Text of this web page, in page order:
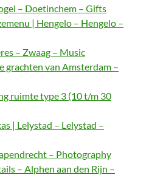
– Doetinchem – Gifts
| Hengelo – Hengelo –
– Zwaag – Music
grachten van Amsterdam –
ruimte type 3 (10 t/m 30
| Lelystad – Lelystad –
– Photography
– Alphen aan den Rijn –